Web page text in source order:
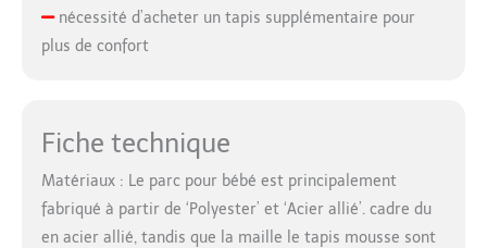
nécessité d’acheter un tapis supplémentaire pour
plus de confort
Fiche technique
Matériaux : Le parc pour bébé est principalement
fabriqué à partir de ‘Polyester’ et ‘Acier allié’. cadre du
en acier allié, tandis que la maille le tapis mousse sont